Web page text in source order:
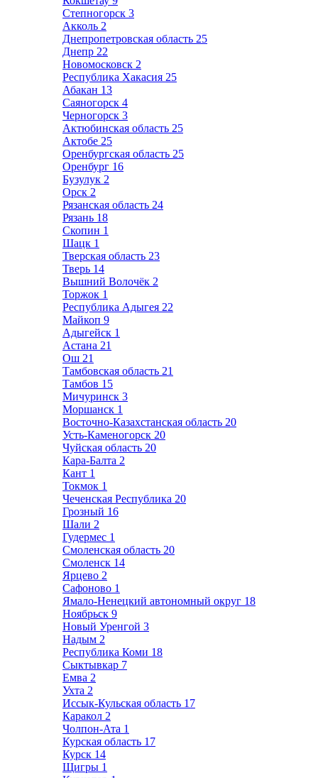
Степногорск 3
Акколь 2
Днепропетровская область 25
Днепр 22
Новомосковск 2
Республика Хакасия 25
Абакан 13
Саяногорск 4
Черногорск 3
Актюбинская область 25
Актобе 25
Оренбургская область 25
Оренбург 16
Бузулук 2
Орск 2
Рязанская область 24
Рязань 18
Скопин 1
Шацк 1
Тверская область 23
Тверь 14
Вышний Волочёк 2
Торжок 1
Республика Адыгея 22
Майкоп 9
Адыгейск 1
Астана 21
Ош 21
Тамбовская область 21
Тамбов 15
Мичуринск 3
Моршанск 1
Восточно-Казахстанская область 20
Усть-Каменогорск 20
Чуйская область 20
Кара-Балта 2
Кант 1
Токмок 1
Чеченская Республика 20
Грозный 16
Шали 2
Гудермес 1
Смоленская область 20
Смоленск 14
Ярцево 2
Сафоново 1
Ямало-Ненецкий автономный округ 18
Ноябрьск 9
Новый Уренгой 3
Надым 2
Республика Коми 18
Сыктывкар 7
Емва 2
Ухта 2
Иссык-Кульская область 17
Каракол 2
Чолпон-Ата 1
Курская область 17
Курск 14
Щигры 1